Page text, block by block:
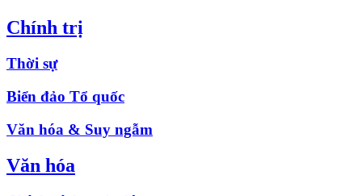
Chính trị
Thời sự
Biển đảo Tổ quốc
Văn hóa & Suy ngẫm
Văn hóa